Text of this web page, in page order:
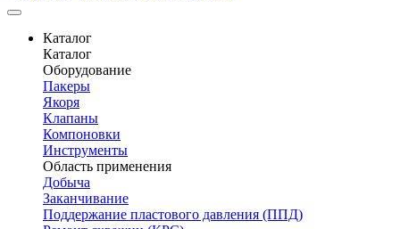
Каталог
Каталог
Оборудование
Пакеры
Якоря
Клапаны
Компоновки
Инструменты
Область применения
Добыча
Заканчивание
Поддержание пластового давления (ППД)